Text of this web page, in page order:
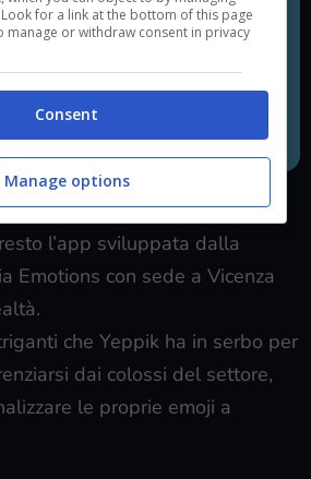
in fase beta sugli store iOS e
l’app sviluppata dalla
Emotions con sede a Vicenza
che Yeppik ha in serbo per
dai colossi del settore,
le proprie emoji a
for a link at the bottom of this page
manage or withdraw consent in privacy
Consent
Manage options